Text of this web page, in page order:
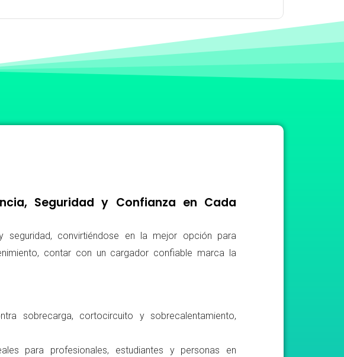
Seguridad y Confianza en Cada
convirtiéndose en la mejor opción para
contar con un cargador confiable marca la
sobrecarga, cortocircuito y sobrecalentamiento,
para profesionales, estudiantes y personas en